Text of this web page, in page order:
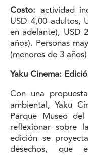
Costo: actividad
USD 4,00 adultos,
en adelante), USD
años). Personas
(menores de 3
Yaku Cinema:
Con una
ambiental, Yaku
Parque Museo
reflexionar sobre
edición se
desechos, que